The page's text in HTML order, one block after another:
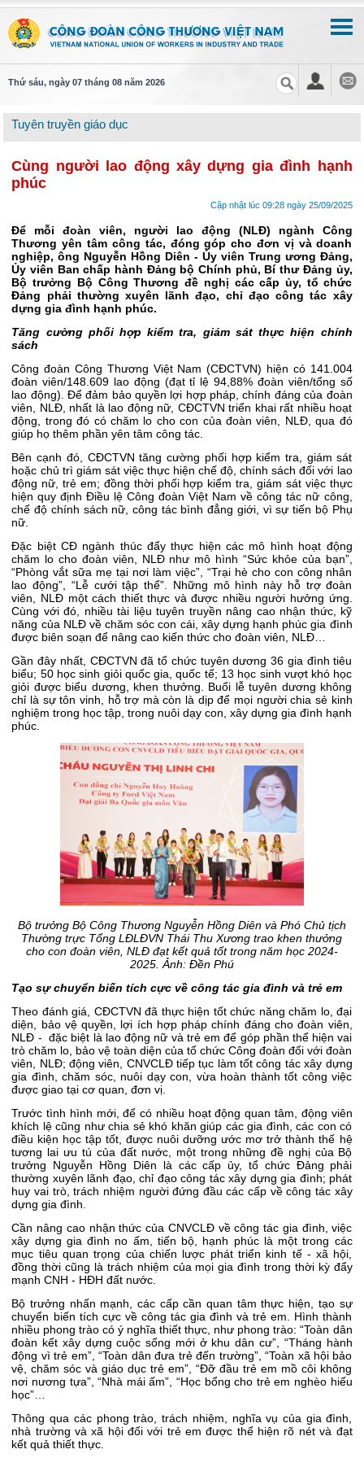
Thứ sáu, ngày 07 tháng 08 năm 2026
Tuyên truyền giáo dục
Cùng người lao động xây dựng gia đình hạnh
phúc
Cập nhật lúc 09:28 ngày 25/09/2025
Để mỗi đoàn viên, người lao động (NLĐ) ngành Công
Thương yên tâm công tác, đóng góp cho đơn vị và doanh
nghiệp, ông Nguyễn Hồng Diên - Ủy viên Trung ương Đảng,
Ủy viên Ban chấp hành Đảng bộ Chính phủ, Bí thư Đảng ủy,
Bộ trưởng Bộ Công Thương đề nghị các cấp ủy, tổ chức
Đảng phải thường xuyên lãnh đạo, chỉ đạo công tác xây
dựng gia đình hạnh phúc.
Tăng cường phối hợp kiểm tra, giám sát thực hiện chính
sách
Công đoàn Công Thương Việt Nam (CĐCTVN) hiện có 141.004
đoàn viên/148.609 lao động (đạt tỉ lệ 94,88% đoàn viên/tổng số
lao động). Để đảm bảo quyền lợi hợp pháp, chính đáng của đoàn
viên, NLĐ, nhất là lao động nữ, CĐCTVN triển khai rất nhiều hoạt
động, trong đó có chăm lo cho con của đoàn viên, NLĐ, qua đó
giúp họ thêm phần yên tâm công tác.
Bên cạnh đó, CĐCTVN tăng cường phối hợp kiểm tra, giám sát
hoặc chủ trì giám sát việc thực hiện chế độ, chính sách đối với lao
động nữ, trẻ em; đồng thời phối hợp kiểm tra, giám sát việc thực
hiện quy định Điều lệ Công đoàn Việt Nam về công tác nữ công,
chế độ chính sách nữ, công tác bình đẳng giới, vì sự tiến bộ Phụ
nữ.
Đặc biệt CĐ ngành thúc đẩy thực hiện các mô hình hoạt động
chăm lo cho đoàn viên, NLĐ như mô hình “Sức khỏe của bạn”,
“Phòng vắt sữa mẹ tại nơi làm việc”, “Trại hè cho con công nhân
lao động”, “Lễ cưới tập thể”. Những mô hình này hỗ trợ đoàn
viên, NLĐ một cách thiết thực và được nhiều người hưởng ứng.
Cùng với đó, nhiều tài liệu tuyên truyền nâng cao nhận thức, kỹ
năng của NLĐ về chăm sóc con cái, xây dựng hạnh phúc gia đình
được biên soạn để nâng cao kiến thức cho đoàn viên, NLĐ…
Gần đây nhất, CĐCTVN đã tổ chức tuyên dương 36 gia đình tiêu
biểu; 50 học sinh giỏi quốc gia, quốc tế; 13 học sinh vượt khó học
giỏi được biểu dương, khen thưởng. Buổi lễ tuyên dương không
chỉ là sự tôn vinh, hỗ trợ mà còn là dịp để mọi người chia sẻ kinh
nghiệm trong học tập, trong nuôi dạy con, xây dựng gia đình hạnh
phúc.
Bộ trưởng Bộ Công Thương Nguyễn Hồng Diên và Phó Chủ tịch
Thường trực Tổng LĐLĐVN Thái Thu Xương trao khen thưởng
cho con đoàn viên, NLĐ đạt kết quả tốt trong năm học 2024-
2025. Ảnh: Đền Phú
Tạo sự chuyển biến tích cực về công tác gia đình và trẻ em
Theo đánh giá, CĐCTVN đã thực hiện tốt chức năng chăm lo, đại
diện, bảo vệ quyền, lợi ích hợp pháp chính đáng cho đoàn viên,
NLĐ - đặc biệt là lao động nữ và trẻ em để góp phần thể hiện vai
trò chăm lo, bảo vệ toàn diện của tổ chức Công đoàn đối với đoàn
viên, NLĐ; động viên, CNVCLĐ tiếp tục làm tốt công tác xây dựng
gia đình, chăm sóc, nuôi dạy con, vừa hoàn thành tốt công việc
được giao tại cơ quan, đơn vị.
Trước tình hình mới, để có nhiều hoạt động quan tâm, động viên
khích lệ cũng như chia sẻ khó khăn giúp các gia đình, các con có
điều kiện học tập tốt, được nuôi dưỡng ước mơ trở thành thế hệ
tương lai ưu tú của đất nước, một trong những đề nghị của Bộ
trưởng Nguyễn Hồng Diên là các cấp ủy, tổ chức Đảng phải
thường xuyên lãnh đạo, chỉ đạo công tác xây dựng gia đình; phát
huy vai trò, trách nhiệm người đứng đầu các cấp về công tác xây
dựng gia đình.
Cần nâng cao nhận thức của CNVCLĐ về công tác gia đình, việc
xây dựng gia đình no ấm, tiến bộ, hạnh phúc là một trong các
mục tiêu quan trọng của chiến lược phát triển kinh tế - xã hội,
đồng thời cũng là trách nhiệm của mọi gia đình trong thời kỳ đẩy
mạnh CNH - HĐH đất nước.
Bộ trưởng nhấn mạnh, các cấp cần quan tâm thực hiện, tạo sự
chuyển biến tích cực về công tác gia đình và trẻ em. Hình thành
nhiều phong trào có ý nghĩa thiết thực, như phong trào: “Toàn dân
đoàn kết xây dựng cuộc sống mới ở khu dân cư”, “Tháng hành
động vì trẻ em”, “Toàn dân đưa trẻ đến trường”, “Toàn xã hội bảo
vệ, chăm sóc và giáo dục trẻ em”, “Đỡ đầu trẻ em mồ côi không
nơi nương tựa”, “Nhà mái ấm”, “Học bổng cho trẻ em nghèo hiếu
học”…
Thông qua các phong trào, trách nhiệm, nghĩa vụ của gia đình,
nhà trường và xã hội đối với trẻ em được thể hiện rõ nét và đạt
kết quả thiết thực.